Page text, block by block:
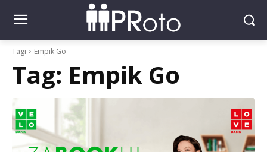
Tagi Empik Go
Tag: Empik Go